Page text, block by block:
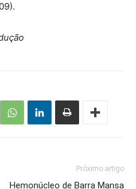
Próximo artigo
Hemonúcleo de Barra Mansa